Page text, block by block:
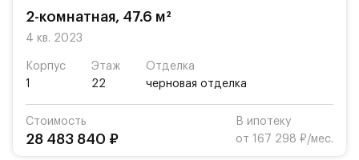
2-комнатная, 47.6 м²
4 кв. 2023
Корпус
1
Этаж
22
Отделка
черновая отделка
Стоимость
28 483 840 ₽
В ипотеку
от 167 298 ₽/мес.